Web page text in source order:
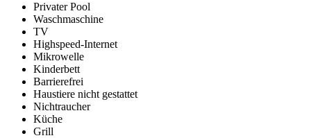
Privater Pool
Waschmaschine
TV
Highspeed-Internet
Mikrowelle
Kinderbett
Barrierefrei
Haustiere nicht gestattet
Nichtraucher
Küche
Grill